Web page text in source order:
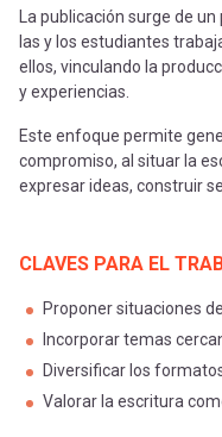
La publicación surge de
las y los estudiantes
ellos, vinculando la
y experiencias.
Este enfoque permite
compromiso, al situar la
expresar ideas, construir
CLAVES PARA EL
Proponer situaciones
Incorporar temas
Diversificar los
Valorar la escritura